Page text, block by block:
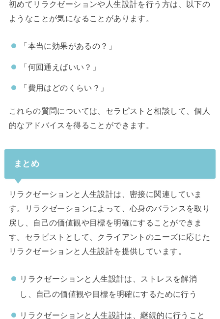
初めてリラクゼーションや人生設計を行う方は、以下の
ようなことが気になることがあります。
「本当に効果があるの？」
「何回通えばいい？」
「費用はどのくらい？」
これらの質問については、セラピストと相談して、個人
的なアドバイスを得ることができます。
まとめ
リラクゼーションと人生設計は、密接に関連していま
す。リラクゼーションによって、心身のバランスを取り
戻し、自己の価値観や目標を明確にすることができま
す。セラピストとして、クライアントのニーズに応じた
リラクゼーションと人生設計を提供しています。
リラクゼーションと人生設計は、ストレスを解消
し、自己の価値観や目標を明確にするために行う
リラクゼーションと人生設計は、継続的に行うこと